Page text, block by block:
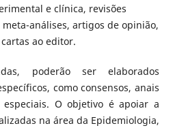
e clínica, revisões
análises, artigos de opinião,
ao editor.
poderão ser elaborados
como consensos, anais
O objetivo é apoiar a
na área da Epidemiologia,